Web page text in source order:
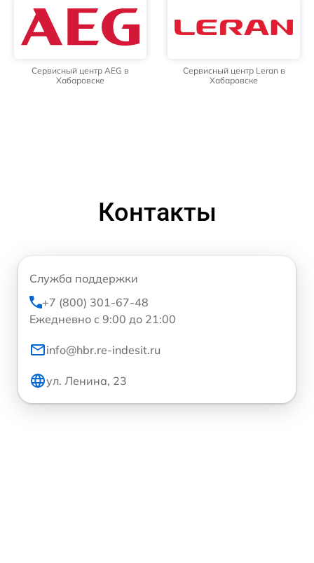
Сервисный центр AEG в
Хабаровске
Сервисный центр Leran в
Хабаровске
Контакты
Служба поддержки
+7 (800) 301-67-48
Ежедневно с 9:00 до 21:00
info@hbr.re-indesit.ru
ул. Ленина, 23